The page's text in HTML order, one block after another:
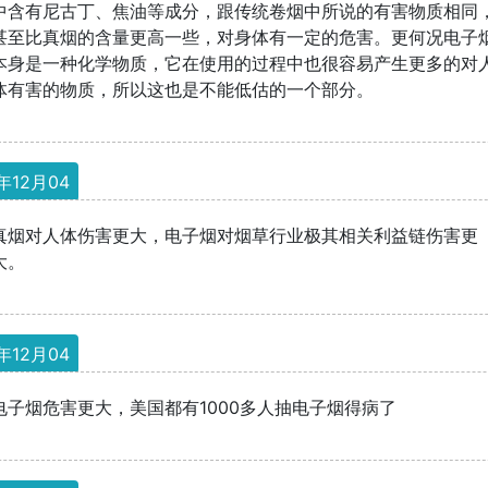
含有尼古丁、焦油等成分，跟传统卷烟中所说的有害物质相同，
至比真烟的含量更高一些，对身体有一定的危害。更何况电子
身是一种化学物质，它在使用的过程中也很容易产生更多的对
有害的物质，所以这也是不能低估的一个部分。
12月04
烟对人体伤害更大，电子烟对烟草行业极其相关利益链伤害更
12月04
子烟危害更大，美国都有1000多人抽电子烟得病了